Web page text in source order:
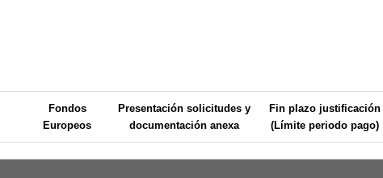
Fondos
Europeos
Presentación solicitudes y
documentación anexa
Fin plazo justificación
(Límite periodo pago)